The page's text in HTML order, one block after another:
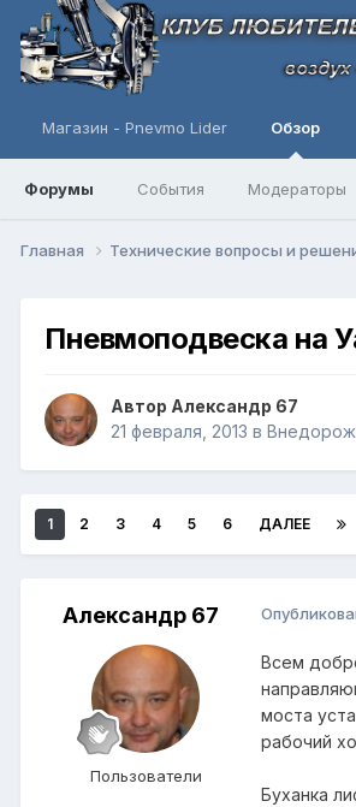
Магазин - Pnevmo Lider Обзор
Форумы События Модераторы
Главная Технические вопросы и
Пневмоподвеска на
Автор Александр 67
21 февраля, 2013 в
1 2 3 4 5 6 ДАЛЕЕ
Александр 67
Пользователи
Всем
моста
рабочий
Буханка